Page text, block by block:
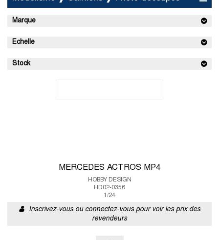
Marque
Echelle
Stock
MERCEDES ACTROS MP4
HOBBY DESIGN
HD02-0356
1/24
Inscrivez-vous ou connectez-vous pour voir les prix des
revendeurs